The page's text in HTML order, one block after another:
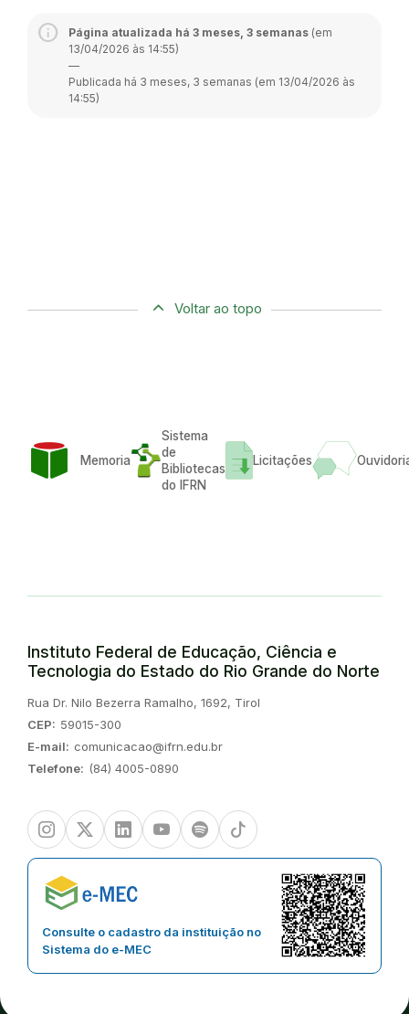
Página atualizada há 3 meses, 3 semanas (em
13/04/2026 às 14:55)
—
Publicada há 3 meses, 3 semanas (em 13/04/2026 às
14:55)
Voltar ao topo
Memoria
Sistema
de
Bibliotecas
do IFRN
Licitações
Instituto Federal de Educação, Ciência e
Tecnologia do Estado do Rio Grande do Norte
Endereço:
Rua Dr. Nilo Bezerra Ramalho, 1692, Tirol
CEP: 59015-300
E-mail: comunicacao@ifrn.edu.br
Telefone: (84) 4005-0890
InstagramTwitter/XLinkedinYoutubeSpotify TikTok
Consulte o cadastro da instituição no
Sistema do e-MEC